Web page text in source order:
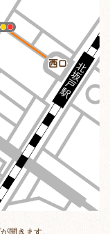
開きます。